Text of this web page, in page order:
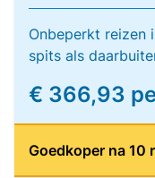
Onbeperkt reizen
spits als
€ 366,93
Goedkoper na 10